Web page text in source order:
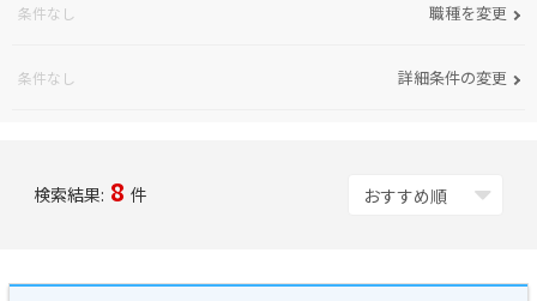
条件なし 職種を変更
条件なし 詳細条件の変更
検索結果: 8 件